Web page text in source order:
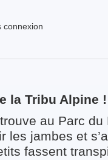
connexion
la Tribu Alpine !
au Parc
les jambes et
fassent